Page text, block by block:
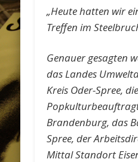
„Heute hatten wir
Treffen im
Genauer gesagten
das Landes
Kreis Oder-Spree, die
Brandenburg, das
Spree, der
Mittal Standort